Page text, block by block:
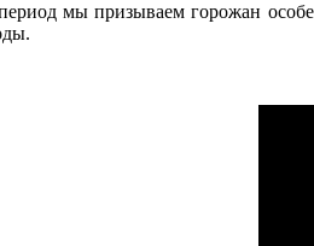
мы призываем горожан